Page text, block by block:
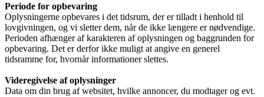
Periode for opbevaring
Oplysningerne opbevares i det tidsrum, der er tilladt i henhold til
lovgivningen, og vi sletter dem, når de ikke længere er nødvendige.
Perioden afhænger af karakteren af oplysningen og baggrunden for
opbevaring. Det er derfor ikke muligt at angive en generel
tidsramme for, hvornår informationer slettes.
Videregivelse af oplysninger
Data om din brug af websitet, hvilke annoncer, du modtager og evt.